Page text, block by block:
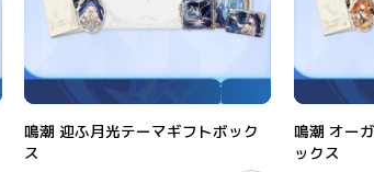
鳴潮 迎ふ月光テーマギフトボック
ス
鳴潮 オー
ックス